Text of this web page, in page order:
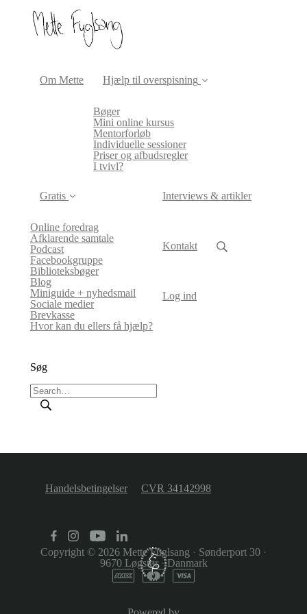
Om Mette Hjælp til overspisning
Bøger
Mini online kursus
Mentorforløb
Individuelle sessioner
Priser og afbudsregler
I tvivl?
Gratis
Online foredrag
Afklarende samtale
Podcast
Facebookgruppe
Biblioteksbøger
Blog
Miniguide + nyhedsmail
Sociale medier
Brevkasse
Hvor kan du ellers få hjælp?
Interviews & artikler
Kontakt
Log ind
Søg
Handelsbetingelser CVR 34142998
Copyright © 2026 Mette Fuglsang · Sønderport 30 ·
9670 Løgstør ·Danmark